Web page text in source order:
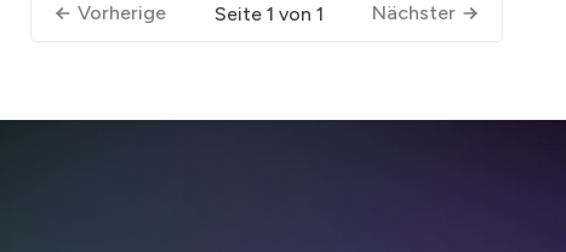
Vorherige Seite 1 von 1 Nächster